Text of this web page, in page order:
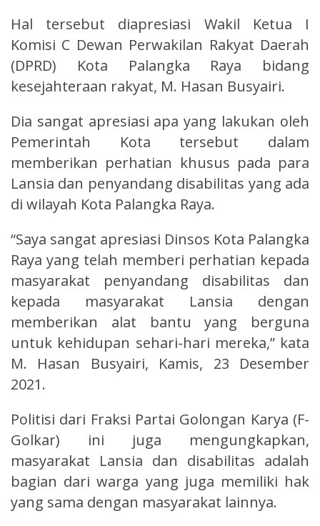
Hal tersebut diapresiasi Wakil Ketua I
Komisi C Dewan Perwakilan Rakyat Daerah
(DPRD) Kota Palangka Raya bidang
kesejahteraan rakyat, M. Hasan Busyairi.
Dia sangat apresiasi apa yang lakukan oleh
Pemerintah Kota tersebut dalam
memberikan perhatian khusus pada para
Lansia dan penyandang disabilitas yang ada
di wilayah Kota Palangka Raya.
“Saya sangat apresiasi Dinsos Kota Palangka
Raya yang telah memberi perhatian kepada
masyarakat penyandang disabilitas dan
kepada masyarakat Lansia dengan
memberikan alat bantu yang berguna
untuk kehidupan sehari-hari mereka,” kata
M. Hasan Busyairi, Kamis, 23 Desember
2021.
Politisi dari Fraksi Partai Golongan Karya (F-
Golkar) ini juga mengungkapkan,
masyarakat Lansia dan disabilitas adalah
bagian dari warga yang juga memiliki hak
yang sama dengan masyarakat lainnya.